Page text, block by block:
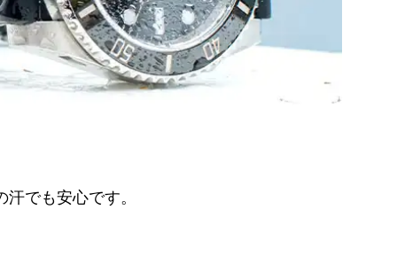
でも安心です。